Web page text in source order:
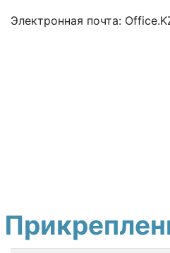
Электронная почта: